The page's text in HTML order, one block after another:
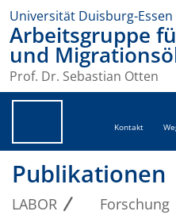
Universität Duisburg-Essen
Arbeitsgruppe
und
Prof. Dr. Sebastian Otten
Kontakt
Publikationen
LABOR Forschung